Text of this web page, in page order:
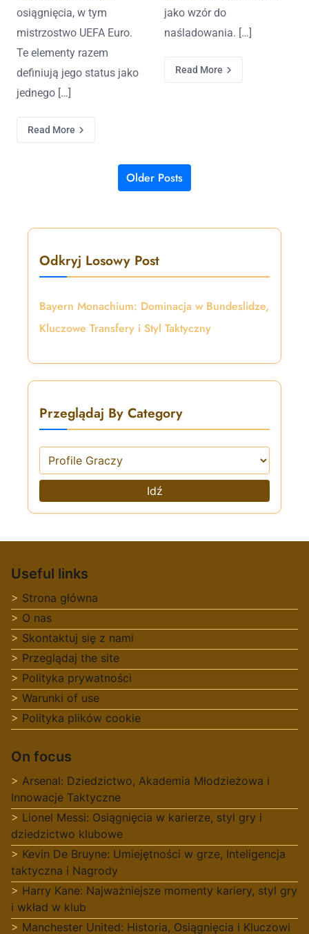
osiągnięcia, w tym
mistrzostwo UEFA Euro.
Te elementy razem
definiują jego status jako
jednego […]
Read More
jako wzór do
naśladowania. […]
Read More
Posts navigationOlder Posts
Odkryj Losowy Post
Bayern Monachium: Dominacja w Bundeslidze,
Kluczowe Transfery i Styl Taktyczny
Przeglądaj By Category
Idź
Useful links
Strona główna
O nas
Skontaktuj się z nami
Przeglądaj the site
Polityka prywatności
Warunki of use
Polityka plików cookie
On focus
Arsenal: Dziedzictwo, Akademia Młodzieżowa i
Innowacje Taktyczne
Lionel Messi: Osiągnięcia w karierze, styl gry i
dziedzictwo klubowe
Kevin De Bruyne: Umiejętności w grze, Inteligencja
taktyczna i Nagrody
Harry Kane: Najważniejsze momenty kariery, styl gry
i wkład w klub
Manchester United: Historia, Osiągnięcia i Kluczowi